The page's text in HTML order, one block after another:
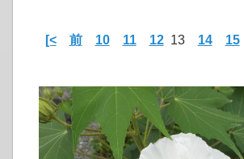
[< 前 10 11 1213 14 15